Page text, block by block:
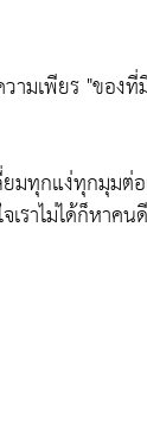
ามเพียร "ของที่
มทุกแง่ทุกมุมต่อ
ราไม่ได้ก็หาคน